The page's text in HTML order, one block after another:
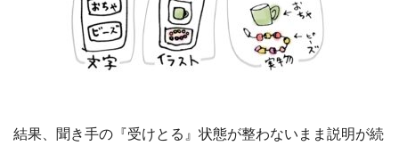
結果、聞き手の『受けとる』状態が整わないまま説明が続